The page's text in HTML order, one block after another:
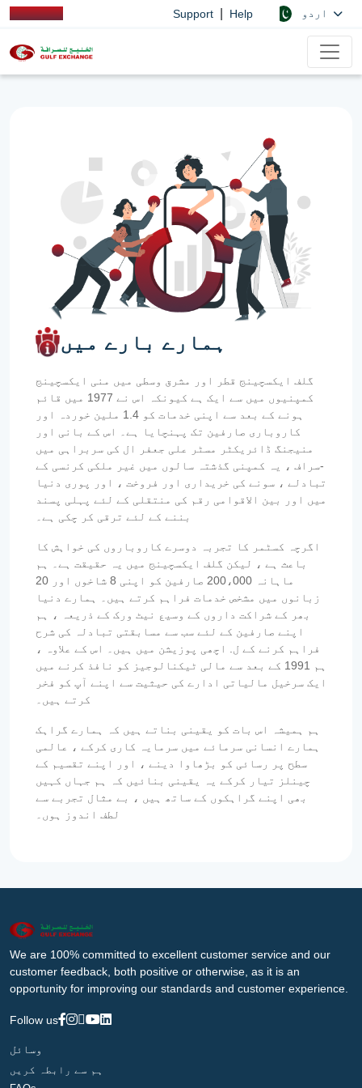
Support Help
ہمارے بارے میں
گلف ایکسچینج قطر اور مشرق وسطی میں منی ایکسچینج
کمپنیوں میں سے ایک ہے کیونکہ اس نے 1977 میں قائم
ہونے کے بعد سے اپنی خدمات کو 1.4 ملین خوردہ اور
کاروباری صارفین تک پہنچایا ہے۔ اس کے بانی اور
منیجنگ ڈائریکٹر مسٹر علی جعفر ال کی سربراہی میں
-سراف ، یہ کمپنی گذشتہ سالوں میں غیر ملکی کرنسی کے
تبادلے ، سونے کی خریداری اور فروخت ، اور پوری دنیا
میں اور بین الاقوامی رقم کی منتقلی کے لئے پہلی پسند
بننے کے لئے ترقی کر چکی ہے۔
اگرچہ کسٹمر کا تجربہ دوسرے کاروباروں کی خواہش کا
باعث ہے ، لیکن گلف ایکسچینج میں یہ حقیقت ہے۔ ہم
ماہانہ 200،000 صارفین کو اپنی 8 شاخوں اور 20
زبانوں میں مشخص خدمات فراہم کرتے ہیں۔ ہمارے دنیا
بھر کے شراکت داروں کے وسیع نیٹ ورک کے ذریعہ ، ہم
اپنے صارفین کے لئے سب سے مسابقتی تبادلہ کی شرح
فراہم کرنے کے ل. اچھی پوزیشن میں ہیں۔ اس کے علاوہ ،
ہم 1991 کے بعد سے مالی ٹیکنالوجیز کو نافذ کرنے میں
ایک سرخیل مالیاتی ادارے کی حیثیت سے اپنے آپ کو فخر
کرتے ہیں۔
ہم ہمیشہ اس بات کو یقینی بناتے ہیں کہ ہمارے گراہک
ہمارے انسانی سرمائے میں سرمایہ کاری کرکے ، عالمی
سطح پر رسائی کو بڑھاوا دینے ، اور اپنے تقسیم کے
چینلز تیار کرکے یہ یقینی بنائیں کہ ہم جہاں کہیں
بھی اپنے گراہکوں کے ساتھ ہیں ، بے مثال تجربے سے
لطف اندوز ہوں۔
We are 100% committed to excellent customer service and our
customer feedback, both positive or otherwise, as it is an
opportunity for improving our standards and customer experience.
Follow us
وسائل
ہم سے رابطہ کریں